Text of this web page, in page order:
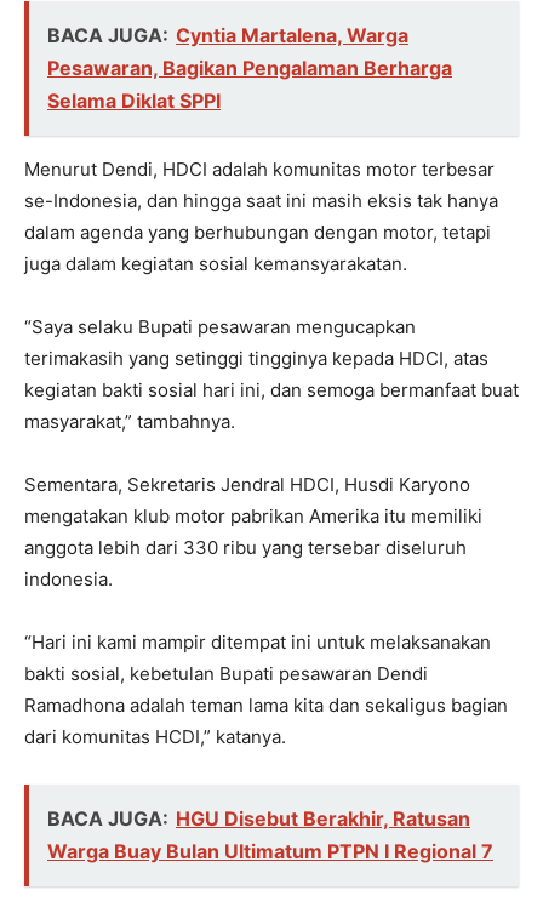
BACA JUGA: Cyntia Martalena, Warga
Pesawaran, Bagikan Pengalaman Berharga
Selama Diklat SPPI
Menurut Dendi, HDCI adalah komunitas motor terbesar
se-Indonesia, dan hingga saat ini masih eksis tak hanya
dalam agenda yang berhubungan dengan motor, tetapi
juga dalam kegiatan sosial kemansyarakatan.
“Saya selaku Bupati pesawaran mengucapkan
terimakasih yang setinggi tingginya kepada HDCI, atas
kegiatan bakti sosial hari ini, dan semoga bermanfaat buat
masyarakat,” tambahnya.
Sementara, Sekretaris Jendral HDCI, Husdi Karyono
mengatakan klub motor pabrikan Amerika itu memiliki
anggota lebih dari 330 ribu yang tersebar diseluruh
indonesia.
“Hari ini kami mampir ditempat ini untuk melaksanakan
bakti sosial, kebetulan Bupati pesawaran Dendi
Ramadhona adalah teman lama kita dan sekaligus bagian
dari komunitas HCDI,” katanya.
BACA JUGA: HGU Disebut Berakhir, Ratusan
Warga Buay Bulan Ultimatum PTPN I Regional 7